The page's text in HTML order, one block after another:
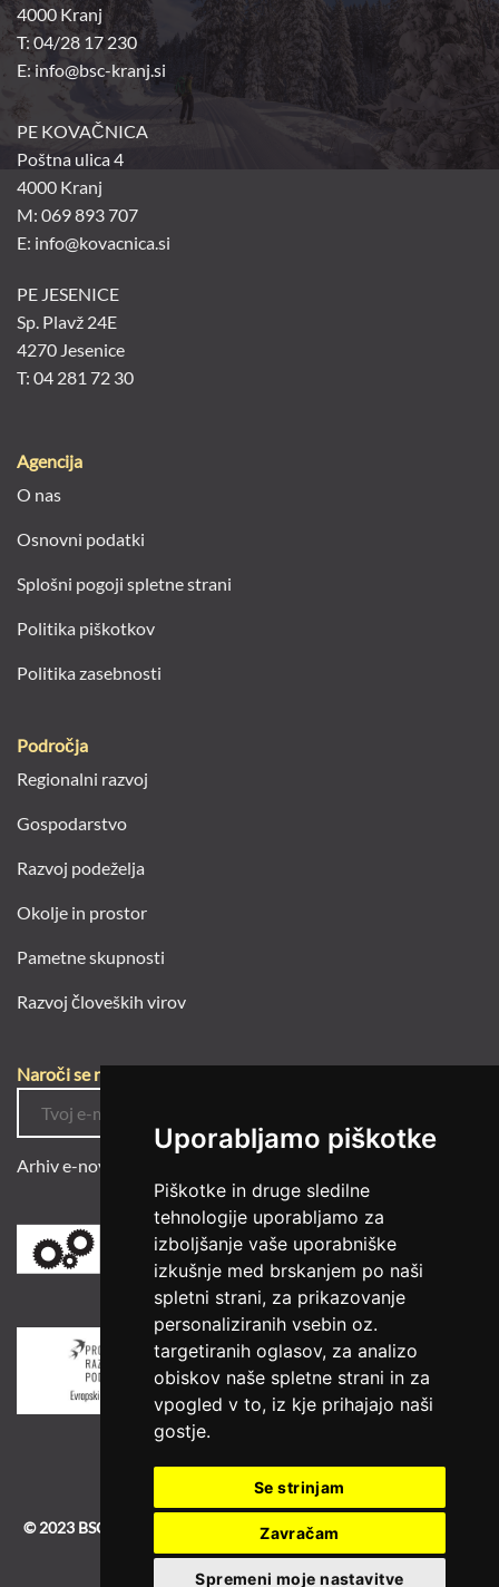
Uporabljamo piškotke
Piškotke in druge sledilne
tehnologije uporabljamo za
izboljšanje vaše uporabniške
izkušnje med brskanjem po naši
spletni strani, za prikazovanje
personaliziranih vsebin oz.
targetiranih oglasov, za analizo
obiskov naše spletne strani in za
vpogled v to, iz kje prihajajo naši
gostje.
Se strinjam
Zavračam
Spremeni moje nastavitve
4000 Kranj
T: 04/28 17 230
E:info@bsc-kranj.si
PE KOVAČNICA
Poštna ulica 4
4000 Kranj
M: 069 893 707
E: info@kovacnica.si
PE JESENICE
Sp. Plavž 24E
4270 Jesenice
T: 04 281 72 30
Agencija
O nas
Osnovni podatki
Splošni pogoji spletne strani
Politika piškotkov
Politika zasebnosti
Področja
Regionalni razvoj
Gospodarstvo
Razvoj podeželja
Okolje in prostor
Pametne skupnosti
Razvoj človeških virov
Naroči se na e-novice
Arhiv e-novic
© 2023 BSC Izdelava spletne strani